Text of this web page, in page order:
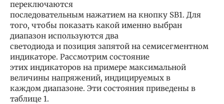
переключаются
последовательным нажатием на кнопку SB1. Для
того, чтобы показать какой именно выбран
диапазон используются два
светодиода и позиция запятой на семисегментном
индикаторе. Рассмотрим состояние
этих индикаторов на примере максимальной
величины напряжений, индицируемых в
каждом диапазоне. Эти состояния приведены в
таблице 1.